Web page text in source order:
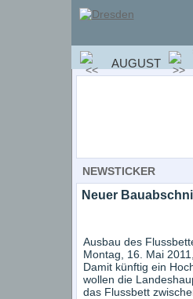
NEWSTICKER
Neuer
Ausbau des
Montag, 16. Mai
Damit künftig ein
wollen die
das Flussbett
AUGUST